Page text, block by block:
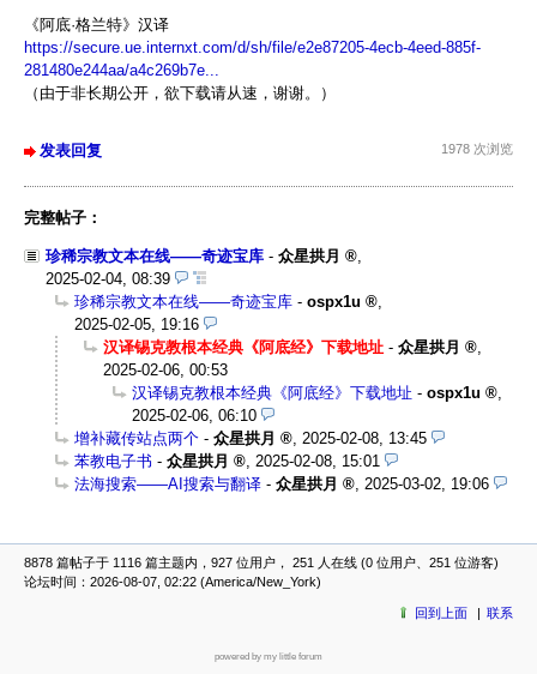
《阿底·格兰特》汉译
https://secure.ue.internxt.com/d/sh/file/e2e87205-4ecb-4eed-885f-
281480e244aa/a4c269b7e...
（由于非长期公开，欲下载请从速，谢谢。）
发表回复 1978 次浏览
完整帖子：
珍稀宗教文本在线——奇迹宝库 - 众星拱月
2025-02-04, 08:39
珍稀宗教文本在线——奇迹宝库 - ospx1u
2025-02-05, 19:16
汉译锡克教根本经典《阿底经》下载地址 - 众星拱月
2025-02-06, 00:53
汉译锡克教根本经典《阿底经》下载地址 - ospx1u
2025-02-06, 06:10
增补藏传站点两个 - 众星拱月
2025-02-08, 13:45
苯教电子书 - 众星拱月
2025-02-08, 15:01
法海搜索——AI搜索与翻译 - 众星拱月 2025-03-02, 19:06
8878 篇帖子于 1116 篇主题内，927 位用户， 251 人在线 (0 位用户、251 位游客)
论坛时间：2026-08-07, 02:22 (America/New_York)
回到上面 联系
powered by my little forum